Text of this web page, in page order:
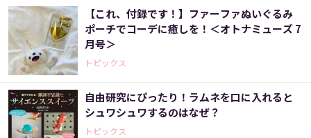
【これ、付録です！】ファーファぬいぐるみ
ポーチでコーデに癒しを！＜オトナミューズ 7
月号＞
トピックス
自由研究にぴったり！ラムネを口に入れると
シュワシュワするのはなぜ？
トピックス